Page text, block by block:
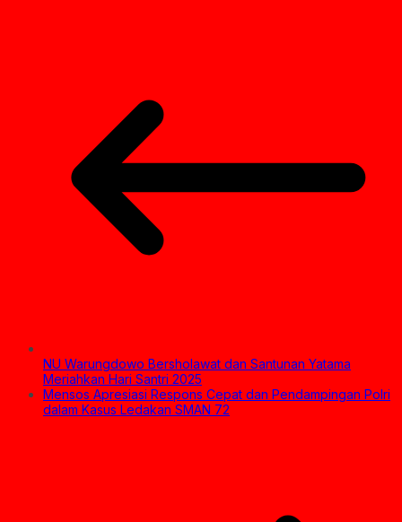
NU Warungdowo Bersholawat dan Santunan Yatama
Meriahkan Hari Santri 2025
Mensos Apresiasi Respons Cepat dan Pendampingan Polri
dalam Kasus Ledakan SMAN 72